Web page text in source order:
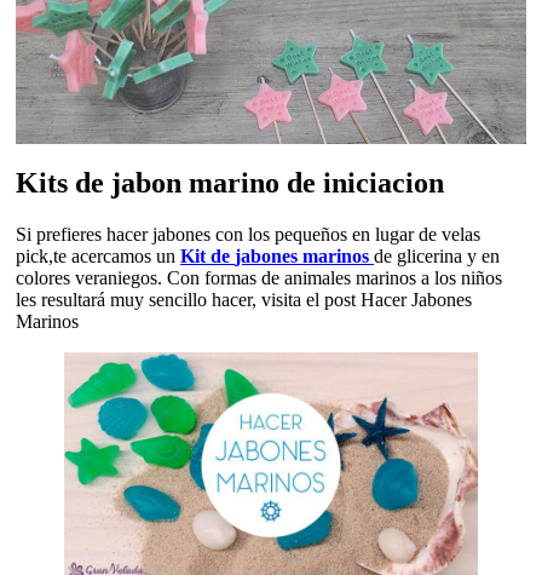
Kits de jabon marino de iniciacion
Si prefieres hacer jabones con los pequeños en lugar de velas
pick,te acercamos un Kit de jabones marinos de glicerina y en
colores veraniegos. Con formas de animales marinos a los niños
les resultará muy sencillo hacer, visita el post Hacer Jabones
Marinos